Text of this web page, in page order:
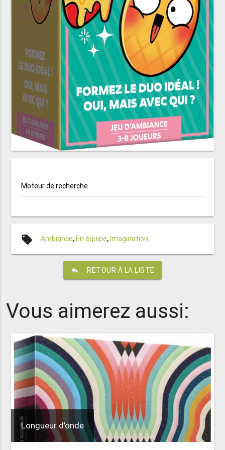
Moteur de recherche
local_offer Ambiance, En équipe, Imagination
reply RETOUR À LA LISTE
Vous aimerez aussi:
Longueur d’onde